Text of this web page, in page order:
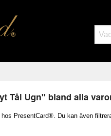
Tål Ugn" bland alla
PresentCard®. Du kan även